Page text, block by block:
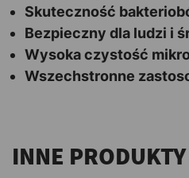
Skuteczność
Bezpieczny dla ludzi i
Wysoka czystość
Wszechstronne
INNE